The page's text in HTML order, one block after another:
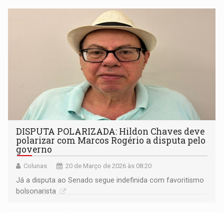
DISPUTA POLARIZADA: Hildon Chaves deve
polarizar com Marcos Rogério a disputa pelo
governo
Colunas 20 de Março de 2026 às 08:20
Já a disputa ao Senado segue indefinida com favoritismo
bolsonarista